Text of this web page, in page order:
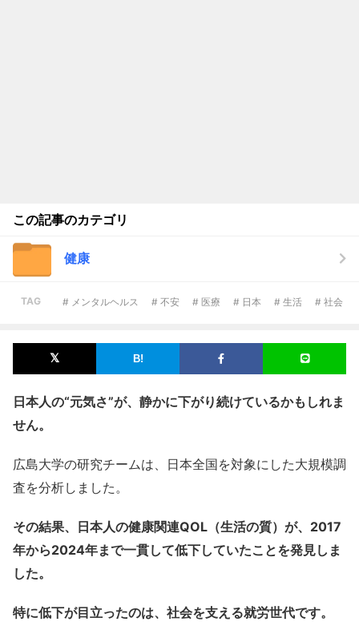
この記事のカテゴリ
健康
TAG # メンタルヘルス # 不安 # 医療 # 日本 # 生活 # 社会
日本人の“元気さ”が、静かに下がり続けているかもしれま
せん。
広島大学の研究チームは、日本全国を対象にした大規模調
査を分析しました。
その結果、日本人の健康関連QOL（生活の質）が、2017
年から2024年まで一貫して低下していたことを発見しま
した。
特に低下が目立ったのは、社会を支える就労世代です。